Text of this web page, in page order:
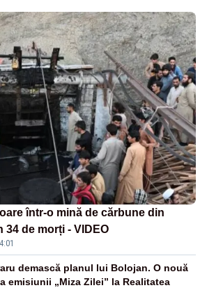
într-o mină de cărbune din
34 de morți - VIDEO
demască planul lui Bolojan. O nouă
emisiunii „Miza Zilei” la Realitatea